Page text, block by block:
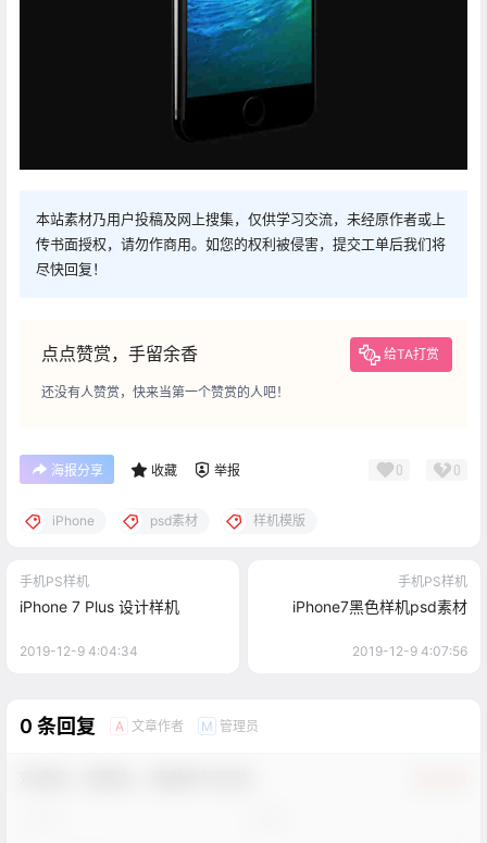
本站素材乃用户投稿及网上搜集，仅供学习交流，未经原作者或上
传书面授权，请勿作商用。如您的权利被侵害，提交工单后我们将
尽快回复！
点点赞赏，手留余香 给TA打赏
还没有人赞赏，快来当第一个赞赏的人吧！
海报分享 收藏 举报 0 0
iPhone psd素材 样机模版
手机PS样机
iPhone 7 Plus 设计样机
2019-12-9 4:04:34
手机PS样机
iPhone7黑色样机psd素材
2019-12-9 4:07:56
0 条回复 A 文章作者 M 管理员